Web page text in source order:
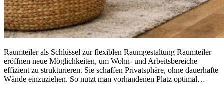
Raumteiler als Schlüssel zur flexiblen Raumgestaltung Raumteiler
eröffnen neue Möglichkeiten, um Wohn- und Arbeitsbereiche
effizient zu strukturieren. Sie schaffen Privatsphäre, ohne dauerhafte
Wände einzuziehen. So nutzt man vorhandenen Platz optimal…